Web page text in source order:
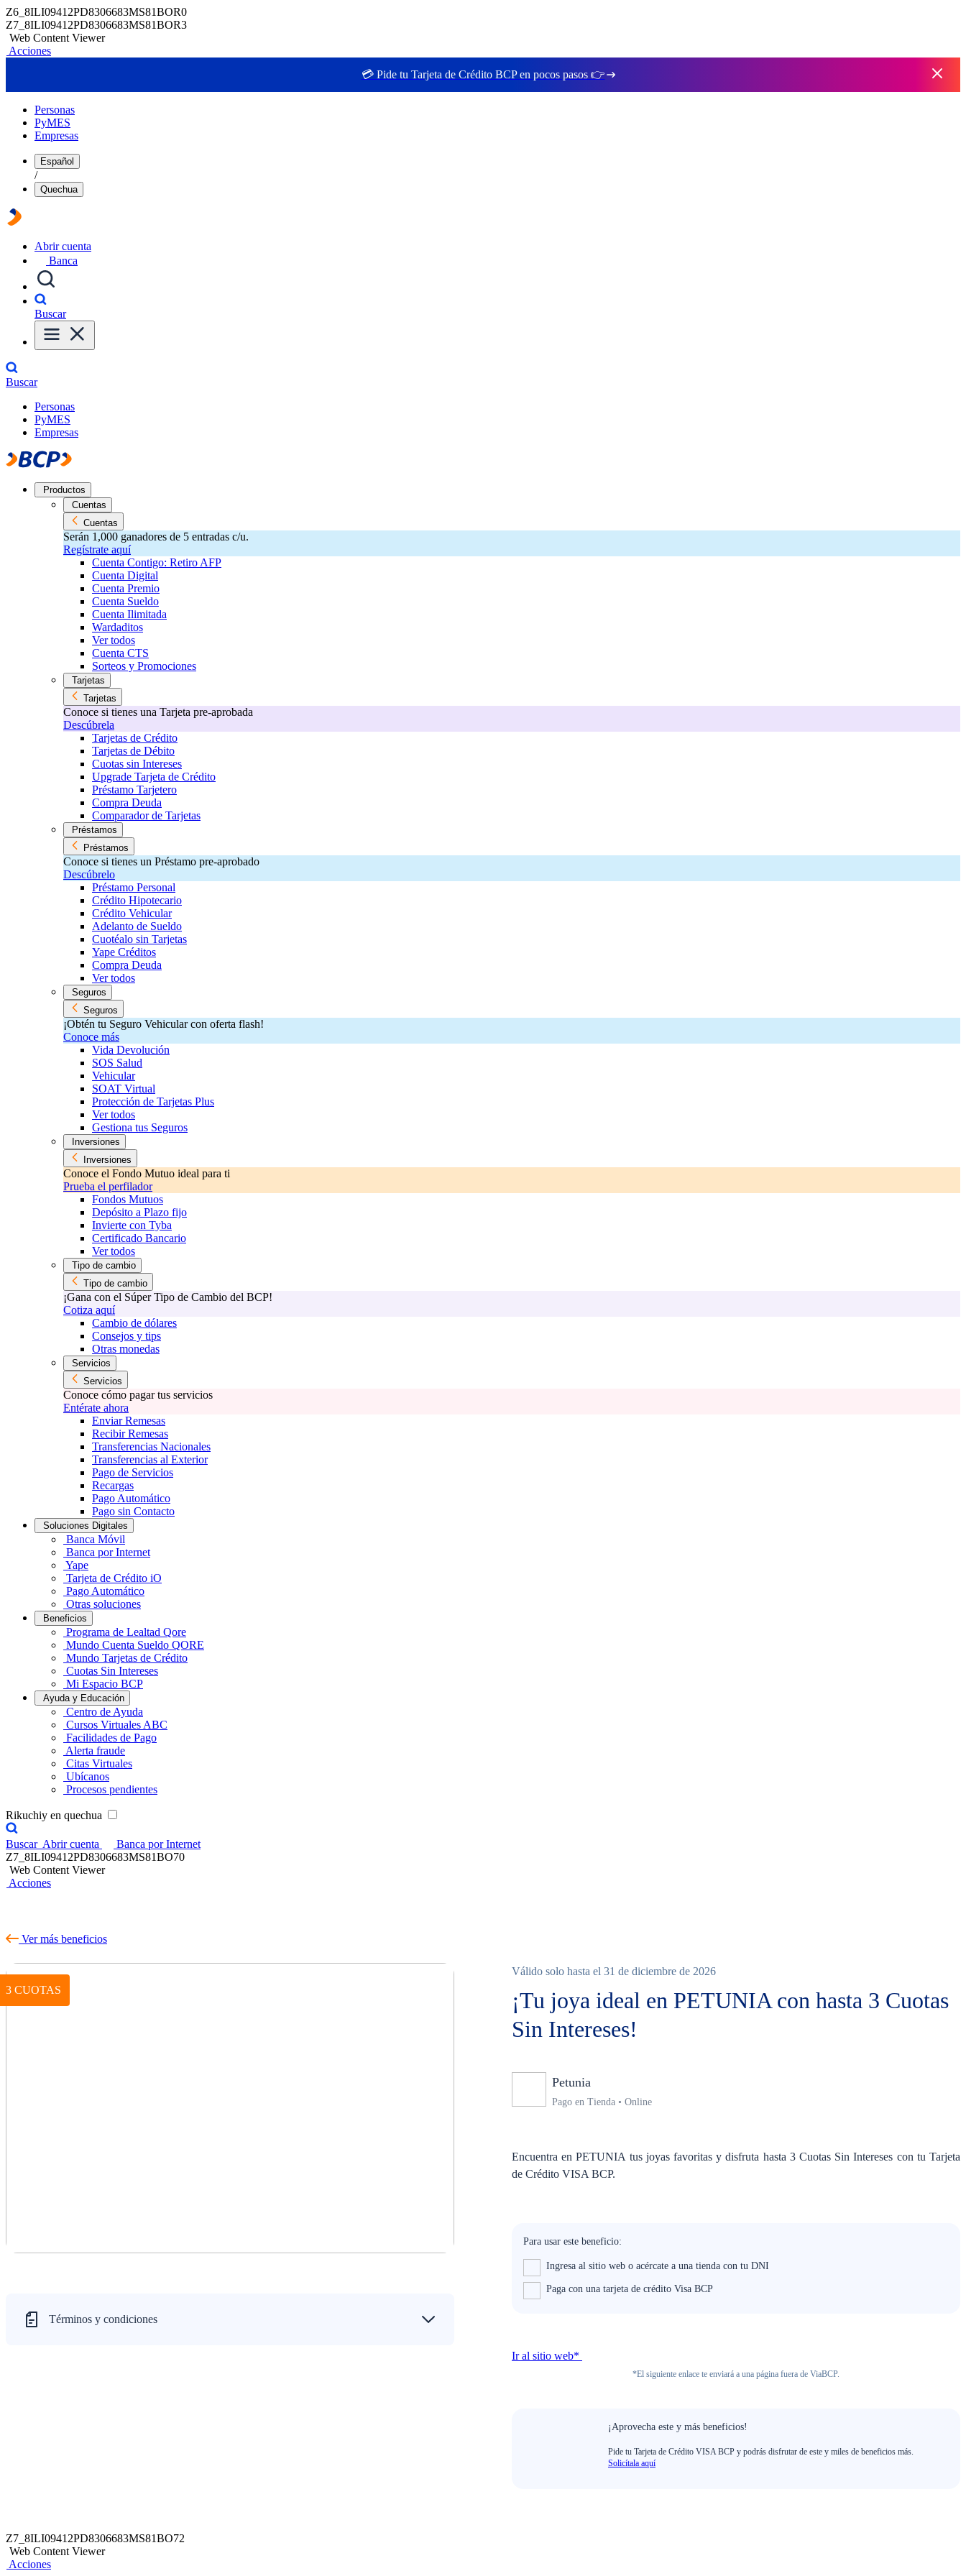
Z6_8ILI09412PD8306683MS81BOR0
Z7_8ILI09412PD8306683MS81BOR3
Web Content Viewer
Acciones
💳 Pide tu Tarjeta de Crédito BCP en pocos pasos 👉
Personas
PyMES
Empresas
Español
/
Quechua
Abrir cuenta
Banca
Buscar
Buscar
Personas
PyMES
Empresas
Productos
Cuentas
Cuentas
Serán 1,000 ganadores de 5 entradas c/u.
Regístrate aquí
Cuenta Contigo: Retiro AFP
Cuenta Digital
Cuenta Premio
Cuenta Sueldo
Cuenta Ilimitada
Wardaditos
Ver todos
Cuenta CTS
Sorteos y Promociones
Tarjetas
Tarjetas
Conoce si tienes una Tarjeta pre-aprobada
Descúbrela
Tarjetas de Crédito
Tarjetas de Débito
Cuotas sin Intereses
Upgrade Tarjeta de Crédito
Préstamo Tarjetero
Compra Deuda
Comparador de Tarjetas
Préstamos
Préstamos
Conoce si tienes un Préstamo pre-aprobado
Descúbrelo
Préstamo Personal
Crédito Hipotecario
Crédito Vehicular
Adelanto de Sueldo
Cuotéalo sin Tarjetas
Yape Créditos
Compra Deuda
Ver todos
Seguros
Seguros
¡Obtén tu Seguro Vehicular con oferta flash!
Conoce más
Vida Devolución
SOS Salud
Vehicular
SOAT Virtual
Protección de Tarjetas Plus
Ver todos
Gestiona tus Seguros
Inversiones
Inversiones
Conoce el Fondo Mutuo ideal para ti
Prueba el perfilador
Fondos Mutuos
Depósito a Plazo fijo
Invierte con Tyba
Certificado Bancario
Ver todos
Tipo de cambio
Tipo de cambio
¡Gana con el Súper Tipo de Cambio del BCP!
Cotiza aquí
Cambio de dólares
Consejos y tips
Otras monedas
Servicios
Servicios
Conoce cómo pagar tus servicios
Entérate ahora
Enviar Remesas
Recibir Remesas
Transferencias Nacionales
Transferencias al Exterior
Pago de Servicios
Recargas
Pago Automático
Pago sin Contacto
Soluciones Digitales
Banca Móvil
Banca por Internet
Yape
Tarjeta de Crédito iO
Pago Automático
Otras soluciones
Beneficios
Programa de Lealtad Qore
Mundo Cuenta Sueldo QORE
Mundo Tarjetas de Crédito
Cuotas Sin Intereses
Mi Espacio BCP
Ayuda y Educación
Centro de Ayuda
Cursos Virtuales ABC
Facilidades de Pago
Alerta fraude
Citas Virtuales
Ubícanos
Procesos pendientes
Rikuchiy en quechua
Buscar Abrir cuenta
Banca por Internet
Z7_8ILI09412PD8306683MS81BO70
Web Content Viewer
Acciones
Ver más beneficios
3 CUOTAS
Términos y condiciones
Válido solo hasta el 31 de diciembre de 2026
¡Tu joya ideal en PETUNIA con hasta 3 Cuotas
Sin Intereses!
Petunia
Pago en Tienda • Online
Encuentra en PETUNIA tus joyas favoritas y disfruta hasta 3 Cuotas Sin Intereses con tu Tarjeta
de Crédito VISA BCP.
Para usar este beneficio:
Ingresa al sitio web o acércate a una tienda con tu DNI
Paga con una tarjeta de crédito Visa BCP
Ir al sitio web*
*El siguiente enlace te enviará a una página fuera de ViaBCP.
¡Aprovecha este y más beneficios!
Pide tu Tarjeta de Crédito VISA BCP y podrás disfrutar de este y miles de beneficios más.
Solicítala aquí
Z7_8ILI09412PD8306683MS81BO72
Web Content Viewer
Acciones